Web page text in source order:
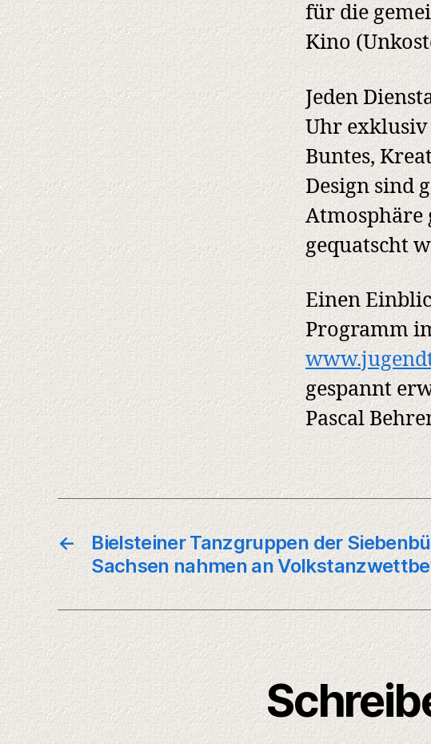
für die
Kino
Jeden
Uhr exklusiv
Buntes,
Design sind
Atmosphäre
gequatscht
Einen
Programm
gespannt
Pascal
←
Bielsteiner Tanzgruppen der
Sachsen nahmen an